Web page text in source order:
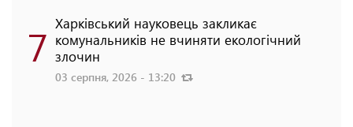
7 Харківський науковець закликає
комунальників не вчиняти екологічний
злочин
03 серпня, 2026 - 13:20